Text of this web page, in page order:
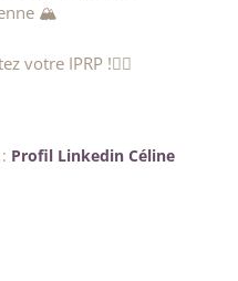
🏔
votre IPRP !🙋‍♀️
Profil Linkedin Céline